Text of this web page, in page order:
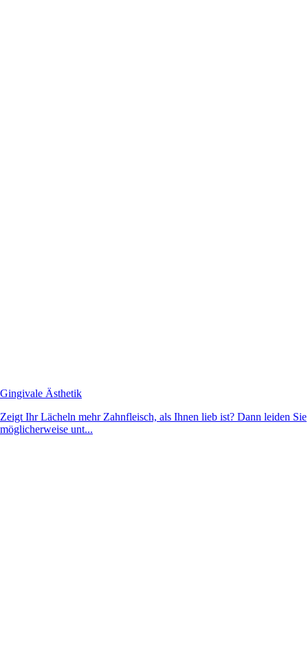
Gingivale Ästhetik
Zeigt Ihr Lächeln mehr Zahnfleisch, als Ihnen lieb ist? Dann leiden Sie
möglicherweise unt...